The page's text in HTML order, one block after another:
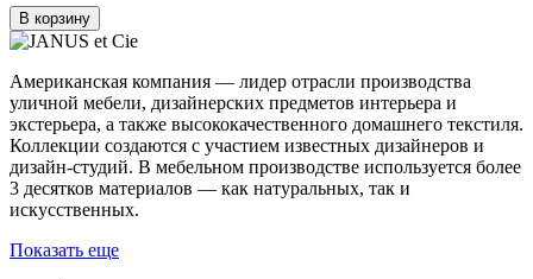
В корзину
Американская компания — лидер отрасли производства
уличной мебели, дизайнерских предметов интерьера и
экстерьера, а также высококачественного домашнего текстиля.
Коллекции создаются с участием известных дизайнеров и
дизайн-студий. В мебельном производстве используется более
3 десятков материалов — как натуральных, так и
искусственных.
Показать еще